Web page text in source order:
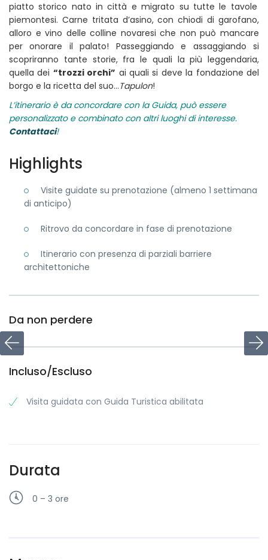
piatto storico nato in città e migrato su tutte le tavole
piemontesi. Carne tritata d’asino, con chiodi di garofano,
alloro e vino delle colline novaresi che non può mancare
per onorare il palato! Passeggiando e assaggiando si
scopriranno tante storie, fra le quali la più leggendaria,
quella dei “trozzi orchi” ai quali si deve la fondazione del
borgo e la ricetta del suo…Tapulon!
L’itinerario è da concordare con la Guida, può essere
personalizzato e combinato con altri luoghi di interesse.
Contattaci!
Highlights
Visite guidate su prenotazione (almeno 1 settimana
di anticipo)
Ritrovo da concordare in fase di prenotazione
Itinerario con presenza di parziali barriere
architettoniche
Da non perdere
Incluso/Escluso
Visita guidata con Guida Turistica abilitata
Durata
0 – 3 ore